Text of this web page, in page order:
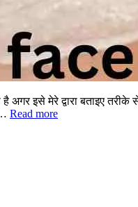
इसे मेरे द्वारा बताइए
Read more